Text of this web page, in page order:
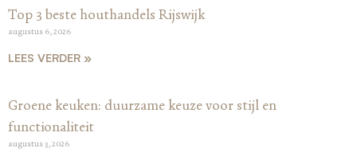
Top 3 beste houthandels Rijswijk
augustus 6, 2026
LEES VERDER »
Groene keuken: duurzame keuze voor stijl en
functionaliteit
augustus 3, 2026